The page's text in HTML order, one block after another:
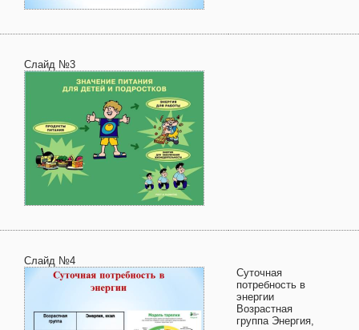
Слайд №3
Слайд №4
Суточная
потребность в
энергии
Возрастная
группа Энергия,